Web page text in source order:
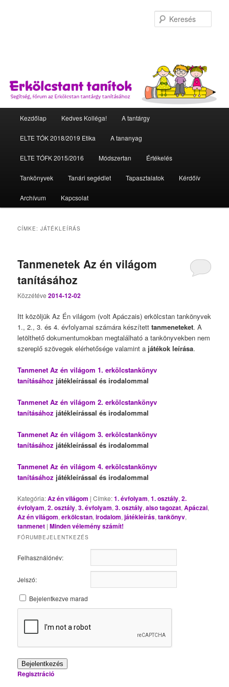
Tovább az elsődleges tartalomra
Tovább a másodlagos tartalomra
Kezdőlap Kedves Kolléga! A tantárgy
ELTE TÓK 2018/2019 Etika A tananyag
ELTE TÓFK 2015/2016 Módszertan Értékelés
Tankönyvek Tanári segédlet Tapasztalatok Kérdőív
Archívum Kapcsolat
CÍMKE:JÁTÉKLEÍRÁS
Tanmenetek Az én világom
tanításához
Közzétéve2014-12-02
Itt közöljük Az Én világom (volt Apáczais) erkölcstan tankönyvek
1., 2., 3. és 4. évfolyamai számára készítetttanmeneteket. A
letölthető dokumentumokban megtalálható a tankönyvekben nem
szereplő szövegek elérhetősége valamint a játékok leírása.
Tanmenet Az én világom 1. erkölcstankönyv
tanításához játékleírással és irodalommal
Tanmenet Az én világom 2. erkölcstankönyv
tanításához játékleírással és irodalommal
Tanmenet Az én világom 3. erkölcstankönyv
tanításához játékleírással és irodalommal
Tanmenet Az én világom 4. erkölcstankönyv
tanításához játékleírással és irodalommal
Kategória:Az én világom |Címke:1. évfolyam,1. osztály,2.
évfolyam,2. osztály,3. évfolyam,3. osztály,also tagozat,Apáczai,
Az én világom,erkölcstan,irodalom,játékleírás,tankönyv,
tanmenet |Minden vélemény számít!
FÓRUMBEJELENTKEZÉS
Felhasználónév:
Jelszó:
Bejelentkezve marad
Bejelentkezés
Regisztráció